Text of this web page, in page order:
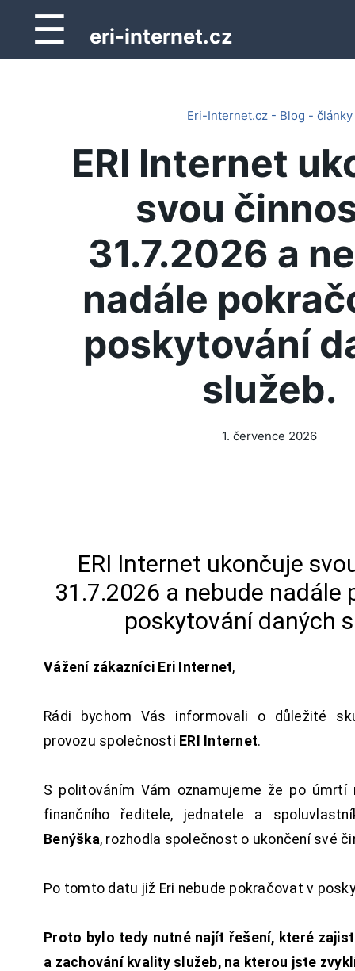
☰ eri-internet.cz
Eri-Internet.cz - Blog - články
ERI Internet
svou
31.7.2026 a
nadále
poskytování
služeb.
1. července 2026
ERI Internet ukončuje
31.7.2026 a nebude nadále
poskytování daných
Vážení zákazníci Eri Internet,
Rádi bychom Vás informovali o důležité
provozu společnosti ERI Internet.
S politováním Vám oznamujeme že po úmrtí
finančního ředitele, jednatele a
Benýška, rozhodla společnost o ukončení své
Po tomto datu již Eri nebude pokračovat v
Proto bylo tedy nutné najít řešení, které
a zachování kvality služeb, na kterou jste